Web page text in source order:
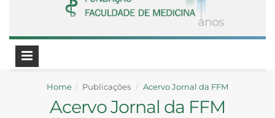
Home Publicações Acervo Jornal da FFM
Acervo Jornal da FFM